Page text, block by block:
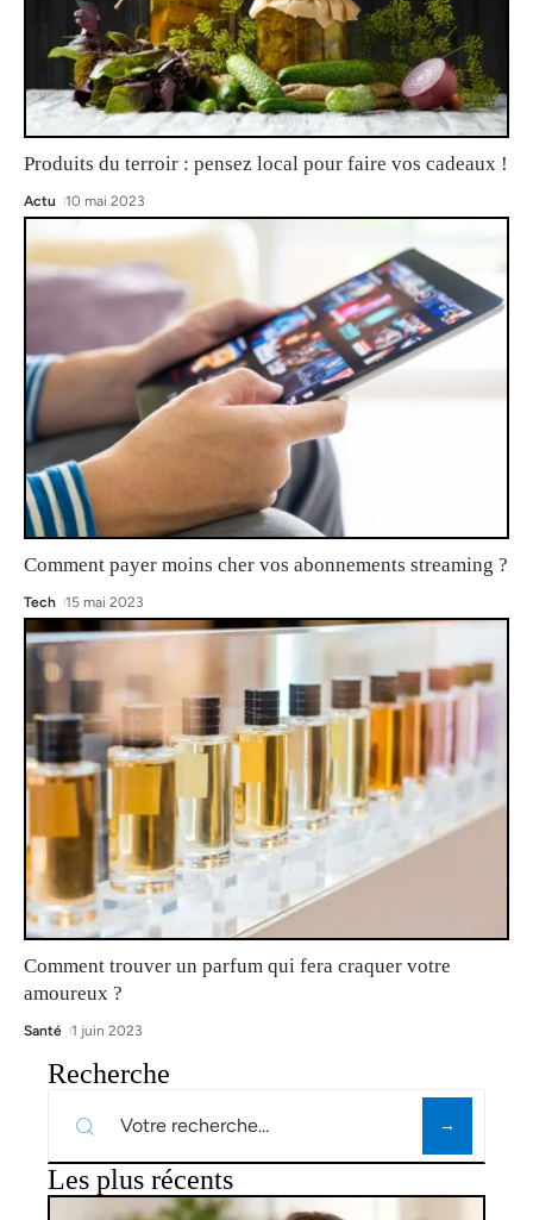
Produits du terroir : pensez local pour faire vos cadeaux !
Actu 10 mai 2023
Comment payer moins cher vos abonnements streaming ?
Tech 15 mai 2023
Comment trouver un parfum qui fera craquer votre
amoureux ?
Santé 1 juin 2023
Recherche
Les plus récents